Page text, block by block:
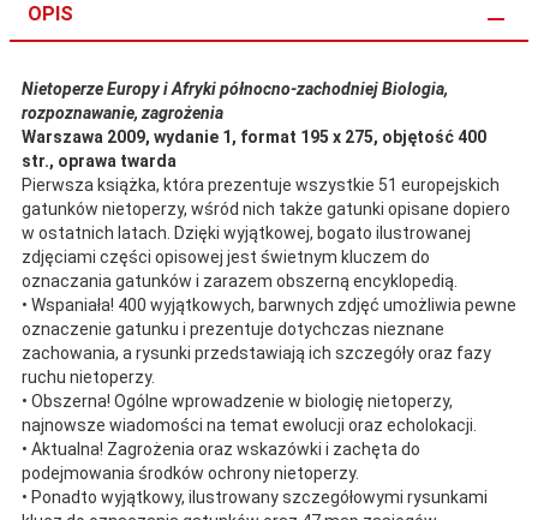
OPIS
Nietoperze Europy i Afryki północno-zachodniej Biologia,
rozpoznawanie, zagrożenia
Warszawa 2009, wydanie 1, format 195 x 275, objętość 400
str., oprawa twarda
Pierwsza książka, która prezentuje wszystkie 51 europejskich
gatunków nietoperzy, wśród nich także gatunki opisane dopiero
w ostatnich latach. Dzięki wyjątkowej, bogato ilustrowanej
zdjęciami części opisowej jest świetnym kluczem do
oznaczania gatunków i zarazem obszerną encyklopedią.
• Wspaniała! 400 wyjątkowych, barwnych zdjęć umożliwia pewne
oznaczenie gatunku i prezentuje dotychczas nieznane
zachowania, a rysunki przedstawiają ich szczegóły oraz fazy
ruchu nietoperzy.
• Obszerna! Ogólne wprowadzenie w biologię nietoperzy,
najnowsze wiadomości na temat ewolucji oraz echolokacji.
• Aktualna! Zagrożenia oraz wskazówki i zachęta do
podejmowania środków ochrony nietoperzy.
• Ponadto wyjątkowy, ilustrowany szczegółowymi rysunkami